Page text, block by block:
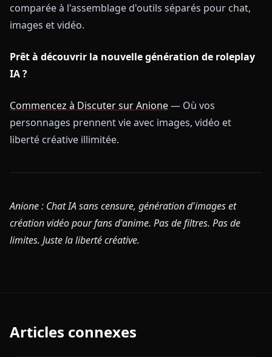
comparée à l'assemblage d'outils séparés pour chat,
images et vidéo.
Prêt à découvrir la nouvelle génération de roleplay
IA ?
Commencez à Discuter sur Anione— Où vos
personnages prennent vie avec images, vidéo et
liberté créative illimitée.
Anione : Chat IA sans censure, génération d'images et
création vidéo pour fans d'anime. Pas de filtres. Pas de
limites. Juste la liberté créative.
Articles connexes